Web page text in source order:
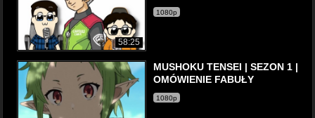
58:25
1080p
MUSHOKU TENSEI | SEZON 1 |
OMÓWIENIE FABUŁY
1080p